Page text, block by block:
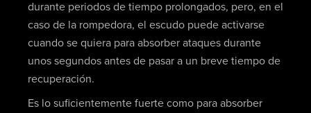
durante periodos de tiempo prolongados, pero, en el
caso de la rompedora, el escudo puede activarse
cuando se quiera para absorber ataques durante
unos segundos antes de pasar a un breve tiempo de
recuperación.
Es lo suficientemente fuerte como para absorber